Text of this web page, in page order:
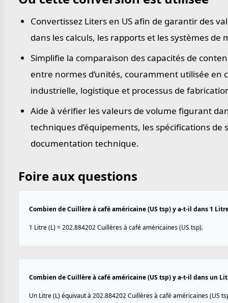
Convertissez Liters en US afin de garantir des
dans les calculs, les rapports et les systèmes de
Simplifie la comparaison des capacités de
entre normes d’unités, couramment utilisée en
industrielle, logistique et processus de
Aide à vérifier les valeurs de volume figurant
techniques d’équipements, les spécifications de
documentation technique.
Foire aux questions
Combien de Cuillère à café américaine (US tsp) y a-t-il dans 1
1 Litre (L) = 202.884202 Cuillères à café américaines (US tsp).
Combien de Cuillère à café américaine (US tsp) y a-t-il dans un
Un Litre (L) équivaut à 202.884202 Cuillères à café américaines (US